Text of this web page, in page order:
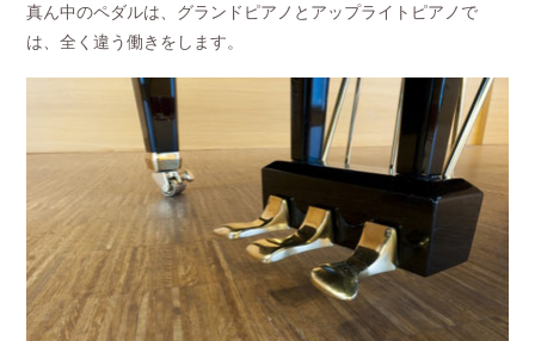
真ん中のペダルは、グランドピアノとアップライトピアノで
は、全く違う働きをします。